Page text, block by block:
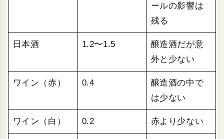
ールの影響は
残る
日本酒 1.2〜1.5
醸造酒だが意
外と少ない
ワイン（赤） 0.4
醸造酒の中で
は少ない
ワイン（白） 0.2 赤より少ない